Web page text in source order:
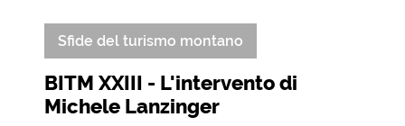
Sfide del turismo montano
BITM XXIII - L'intervento di
Michele Lanzinger